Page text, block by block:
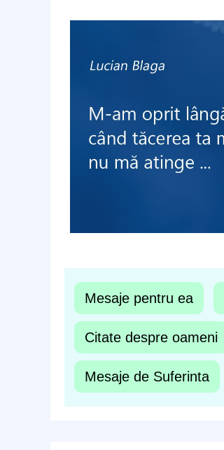
Mesaje pentru ea
Citate despre oameni
Mesaje de Suferinta